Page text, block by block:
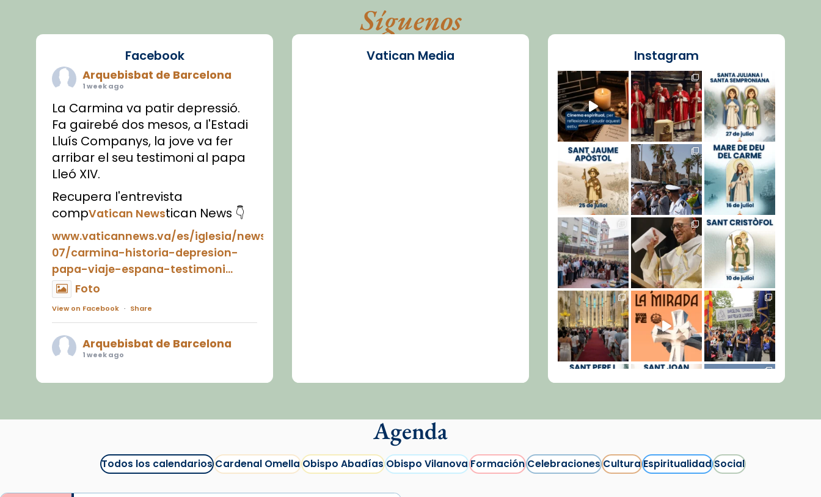
Síguenos
Facebook
Arquebisbat de Barcelona
1 week ago
La Carmina va patir depressió.
Fa gairebé dos mesos, a l'Estadi
Lluís Companys, la jove va fer
arribar el seu testimoni al papa
Lleó XIV.
Recupera l'entrevista
compVatican Newstican News 👇
www.vaticannews.va/es/iglesia/news/2026-
07/carmina-historia-depresion-
papa-viaje-espana-testimoni...
Foto
View on Facebook · Share
Arquebisbat de Barcelona
1 week ago
juliol la missa de Les Santes de
Vatican Media Instagram
Agenda
Todos los calendariosCardenal OmellaObispo AbadíasObispo VilanovaFormaciónCelebracionesCulturaEspiritualidadSocial